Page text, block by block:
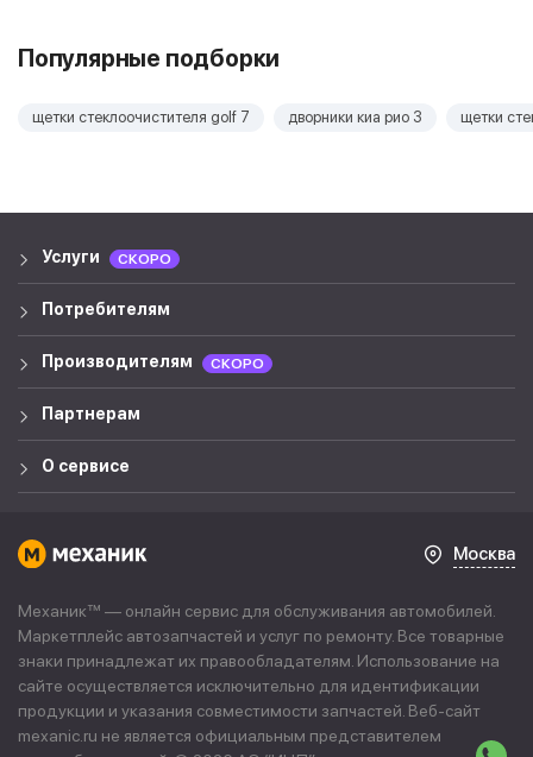
Популярные подборки
щетки стеклоочистителя golf 7 дворники киа рио 3 щетки
Услуги СКОРО
Потребителям
Производителям СКОРО
Партнерам
О сервисе
Москва
Механик™ — онлайн сервис для обслуживания автомобилей.
Маркетплейс автозапчастей и услуг по ремонту. Все товарные
знаки принадлежат их правообладателям. Использование на
сайте осуществляется исключительно для идентификации
продукции и указания совместимости запчастей. Веб-сайт
mexanic.ru не является официальным представителем